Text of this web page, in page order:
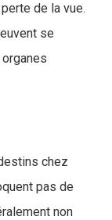
de la vue.
se
chez
pas de
non